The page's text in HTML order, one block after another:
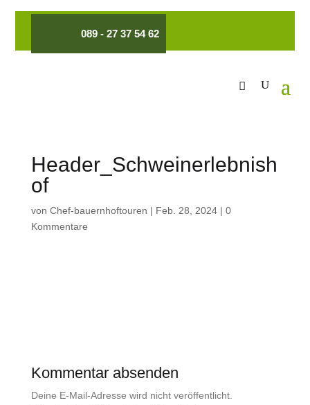
089 - 27 37 54 62
Header_Schweinerlebnish
of
von Chef-bauernhoftouren | Feb. 28, 2024| 0
Kommentare
Kommentar absenden
Deine E-Mail-Adresse wird nicht veröffentlicht.